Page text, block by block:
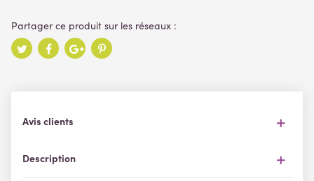
Description
Avis clients